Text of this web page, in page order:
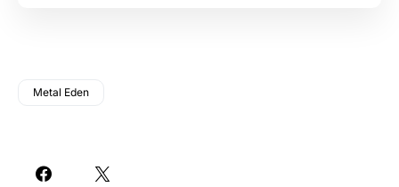
Metal Eden